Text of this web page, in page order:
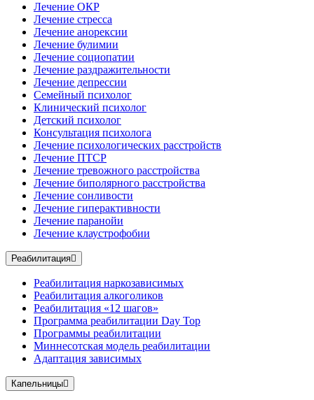
Лечение ОКР
Лечение стресса
Лечение анорексии
Лечение булимии
Лечение социопатии
Лечение раздражительности
Лечение депрессии
Семейный психолог
Клинический психолог
Детский психолог
Консультация психолога
Лечение психологических расстройств
Лечение ПТСР
Лечение тревожного расстройства
Лечение биполярного расстройства
Лечение сонливости
Лечение гиперактивности
Лечение паранойи
Лечение клаустрофобии
Реабилитация
Реабилитация наркозависимых
Реабилитация алкоголиков
Реабилитация «12 шагов»
Программа реабилитации Day Top
Программы реабилитации
Миннесотская модель реабилитации
Адаптация зависимых
Капельницы